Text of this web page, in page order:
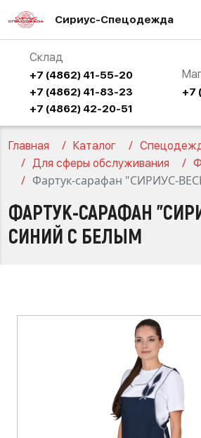
Сириус-Спецодежда
Склад
+7 (4862) 41-55-20
+7 (4862) 41-83-23
+7 (4862) 42-20-51
+7
Главная Каталог
Для сферы обслуживания
Фартук-сарафан "СИРИУС-
ФАРТУК-САРАФАН
СИНИЙ С БЕЛЫМ